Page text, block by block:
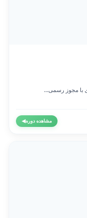
مجوز رسمی...
مشاهده دوره◀